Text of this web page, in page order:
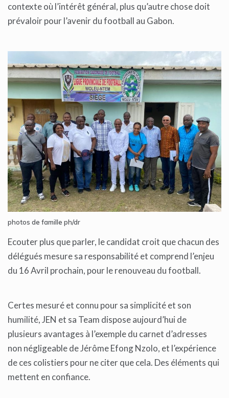
contexte où l’intérêt général, plus qu’autre chose doit
prévaloir pour l’avenir du football au Gabon.
photos de famille ph/dr
Ecouter plus que parler, le candidat croit que chacun des
délégués mesure sa responsabilité et comprend l’enjeu
du 16 Avril prochain, pour le renouveau du football.
Certes mesuré et connu pour sa simplicité et son
humilité, JEN et sa Team dispose aujourd’hui de
plusieurs avantages à l’exemple du carnet d’adresses
non négligeable de Jérôme Efong Nzolo, et l’expérience
de ces colistiers pour ne citer que cela. Des éléments qui
mettent en confiance.